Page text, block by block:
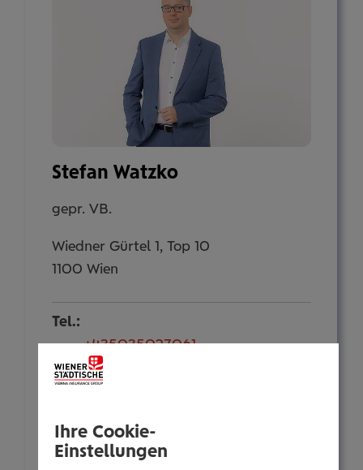
Stefan Watzko
gepr. VB.
Wiedner Gürtel 1, Top 10
1100 Wien
Tel.:
+435035027061
Mobil:
+436646013927061
s.watzko@wienerstaedtische.at
Ihre Cookie-
Einstellungen